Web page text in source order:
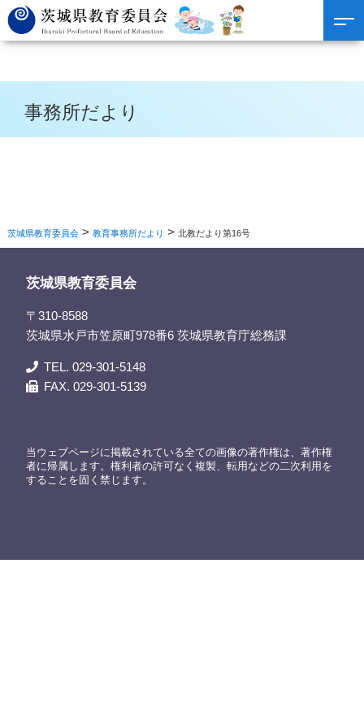
事務所だより
茨城県教育委員会 >教育事務所だより >北教だより第16号
茨城県教育委員会
〒310-8588
茨城県水戸市笠原町978番6 茨城県教育庁総務課
TEL. 029-301-5148
FAX. 029-301-5139
当ウェブページに掲載されている全ての画像の著作権は、著作権
者に帰属します。権利者の許可なく複製、転用などの二次利用を
することを固く禁じます。